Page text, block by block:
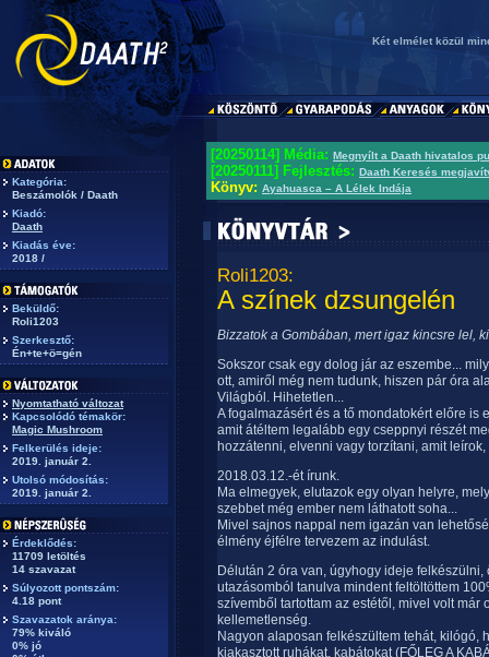
Két elmélet közül
Kategória:
Beszámolók / Daath
Kiadó:
Daath
Kiadás éve:
2018 /
Beküldő:
Roli1203
Szerkesztő:
Én+te+ö=gén
Nyomtatható változat
Kapcsolódó témakör:
Magic Mushroom
Felkerülés ideje:
2019. január 2.
Utolsó módosítás:
2019. január 2.
Érdeklődés:
11709 letöltés
14 szavazat
Súlyozott pontszám:
4.18 pont
Szavazatok aránya:
79% kiváló
0% jó
[20250114] Média: Megnyílt a Daath hivatalos
[20250111] Fejlesztés: Daath Keresés
Könyv: Ayahuasca – A Lélek Indája
Roli1203:
A színek dzsungelén
Bizzatok a Gombában, mert igaz kincsre lel,
Sokszor csak egy dolog jár az eszembe...
ott, amiről még nem tudunk, hiszen pár óra
Világból. Hihetetlen...
A fogalmazásért és a tő mondatokért előre is
amit átéltem legalább egy cseppnyi részét
hozzátenni, elvenni vagy torzítani, amit leírok,
2018.03.12.-ét írunk.
Ma elmegyek, elutazok egy olyan helyre,
szebbet még ember nem láthatott soha...
Mivel sajnos nappal nem igazán van
élmény éjfélre tervezem az indulást.
Délután 2 óra van, úgyhogy ideje
utazásomból tanulva mindent feltöltöttem
szívemből tartottam az estétől, mivel volt
kellemetlenség.
Nagyon alaposan felkészültem tehát, kilógó,
kiakasztott ruhákat, kabátokat (FŐLEG A